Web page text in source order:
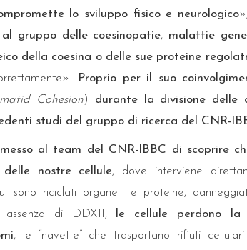
lo sviluppo fisico e neurologico
gruppo delle coesinopatie, malattie
della coesina o delle sue proteine
Proprio per il suo
Cohesion) durante la divisione delle
studi del gruppo di ricerca del CNR-
al team del CNR-IBBC di scoprire
nostre cellule, dove interviene
sono riciclati organelli e proteine,
di DDX11,
le cellule perdono
, le “navette” che trasportano rifiuti